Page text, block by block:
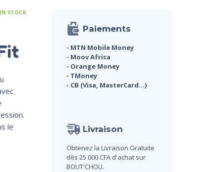
STOCK
le
Paiements
- MTN Mobile Money
- Moov Africa
- Orange Money
- TMoney
- CB (Visa, MasterCard...)
Livraison
Obtenez la Livraison Gratuite
dès 25 000 CFA d'achat sur
BOUT'CHOU.